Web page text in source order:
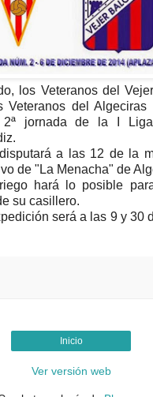
los Veteranos del
Veteranos del Algeciras
jornada de la I
a las 12 de la
de "La Menacha" de
hará lo posible
su casillero.
será a las 9 y 30
Inicio
Ver versión web